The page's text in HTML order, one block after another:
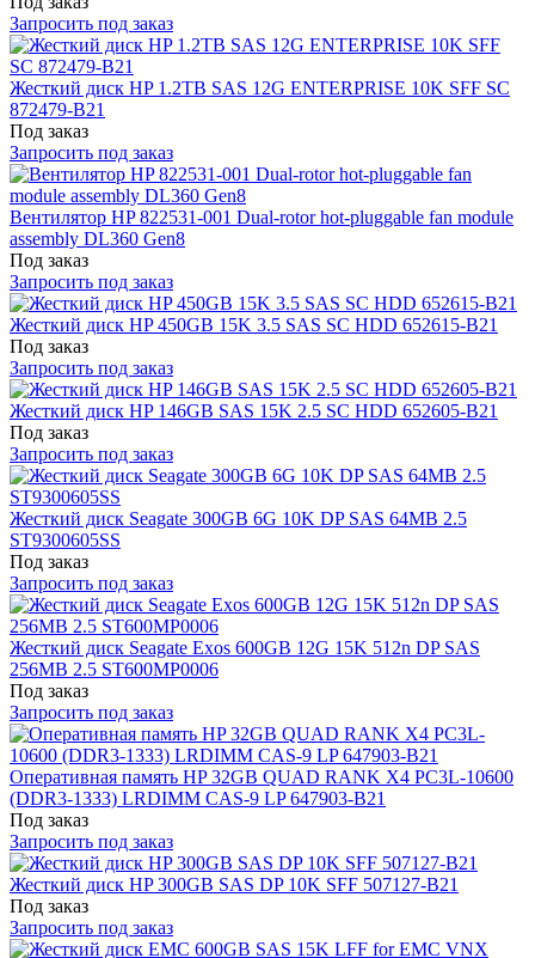
Запросить под заказ
Жесткий диск HP 1.2TB SAS 12G ENTERPRISE 10K SFF SC
872479-B21
Под заказ
Запросить под заказ
Вентилятор HP 822531-001 Dual-rotor hot-pluggable fan module
assembly DL360 Gen8
Под заказ
Запросить под заказ
Жесткий диск HP 450GB 15K 3.5 SAS SC HDD 652615-B21
Под заказ
Запросить под заказ
Жесткий диск HP 146GB SAS 15K 2.5 SC HDD 652605-B21
Под заказ
Запросить под заказ
Жесткий диск Seagate 300GB 6G 10K DP SAS 64MB 2.5
ST9300605SS
Под заказ
Запросить под заказ
Жесткий диск Seagate Exos 600GB 12G 15K 512n DP SAS
256MB 2.5 ST600MP0006
Под заказ
Запросить под заказ
Оперативная память HP 32GB QUAD RANK X4 PC3L-10600
(DDR3-1333) LRDIMM CAS-9 LP 647903-B21
Под заказ
Запросить под заказ
Жесткий диск HP 300GB SAS DP 10K SFF 507127-B21
Под заказ
Запросить под заказ